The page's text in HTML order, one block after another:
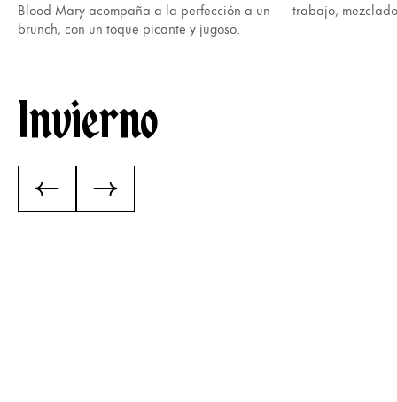
Blood Mary acompaña a la perfección a un
brunch, con un toque picante y jugoso.
trabajo,
Invierno